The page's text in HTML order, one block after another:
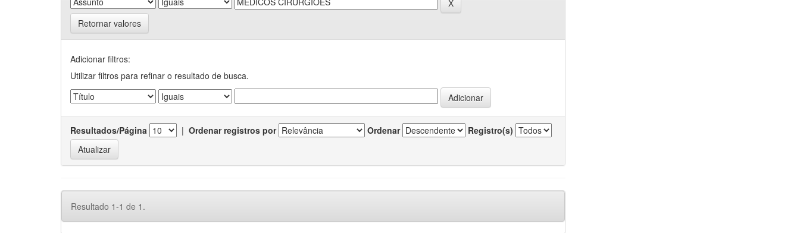
Retornar valores
Adicionar filtros:
Utilizar filtros para refinar o resultado de busca.
Resultados/Página | Ordenar registros por Ordenar Registro(s)
Resultado 1-1 de 1.